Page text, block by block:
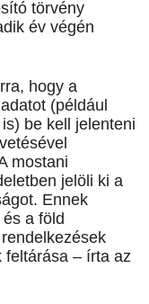
törvény
év végén
hogy a
(például
be kell jelenteni
mostani
jelöli ki a
Ennek
a föld
feltárása – írta az